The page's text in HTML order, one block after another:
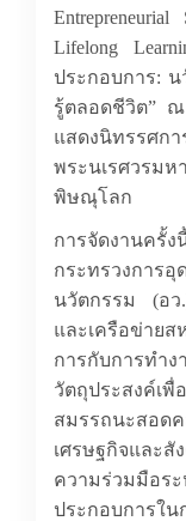
Lifelong
ประกอบการ:
รู้ตลอดชีวิต”
แสดงนิทรรศก
พระนเรศวรม
พิษณุโลก
การจัดงานครั้ง
กระทรวงกา
นวัตกรรม (อว
และเครือข่าย
การกับการทำง
วัตถุประสงค์เ
สมรรถนะสอด
เศรษฐกิจและ
ความร่วมมือร
ประกอบการใ